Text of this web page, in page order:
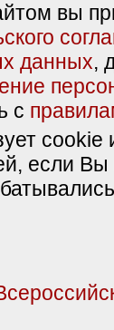
вы
данных,
с
если